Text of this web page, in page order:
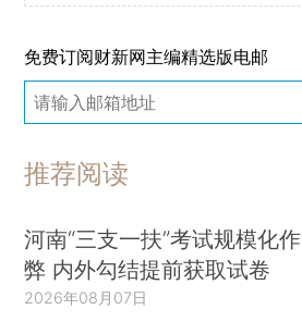
免费订阅财新网主编精选版电邮
推荐阅读
河南“三支一扶”考试规模化作
弊 内外勾结提前获取试卷
2026年08月07日